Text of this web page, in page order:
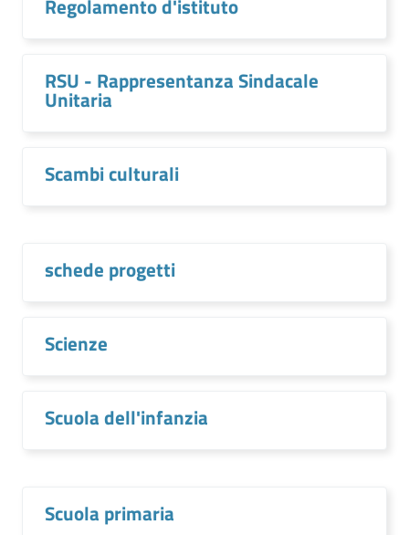
Regolamento d'istituto
RSU - Rappresentanza Sindacale
Unitaria
Scambi culturali
schede progetti
Scienze
Scuola dell'infanzia
Scuola primaria